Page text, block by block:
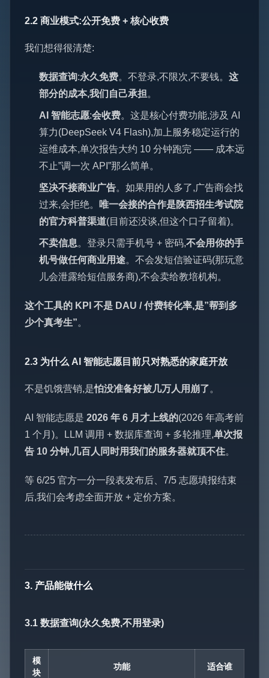
2.2 商业模式:公开免费 + 核心收费
我们想得很清楚:
数据查询:永久免费。不登录,不限次,不要钱。 这
部分的成本,我们自己承担。
AI 智能志愿:会收费。这是核心付费功能,涉及 AI
算力(DeepSeek V4 Flash),加上服务稳定运行的
运维成本,单次报告大约 10 分钟跑完 —— 成本远
不止”调一次 API”那么简单。
坚决不接商业广告。如果用的人多了,广告商会找
过来,会拒绝。
唯一会接的合作是陕西招生考试院
的官方科普渠道(目前还没谈,但这个口子留着)。
不卖信息。登录只需手机号 + 密码,不会用你的手
机号做任何商业用途。不会发短信验证码(那玩意
儿会泄露给短信服务商),不会卖给教培机构。
这个工具的 KPI 不是 DAU / 付费转化率,是”帮到多
少个真考生”。
2.3 为什么 AI 智能志愿目前只对熟悉的家庭开放
不是饥饿营销,是怕没准备好被几万人用崩了。
AI 智能志愿是 2026 年 6 月才上线的(2026 年高考前
1 个月)。LLM 调用 + 数据库查询 + 多轮推理,单次报
告 10 分钟,几百人同时用我们的服务器就顶不住。
等 6/25 官方一分一段表发布后、7/5 志愿填报结束
后,我们会考虑全面开放 + 定价方案。
3. 产品能做什么
3.1 数据查询(永久免费,不用登录)
模
块
功能 适合谁